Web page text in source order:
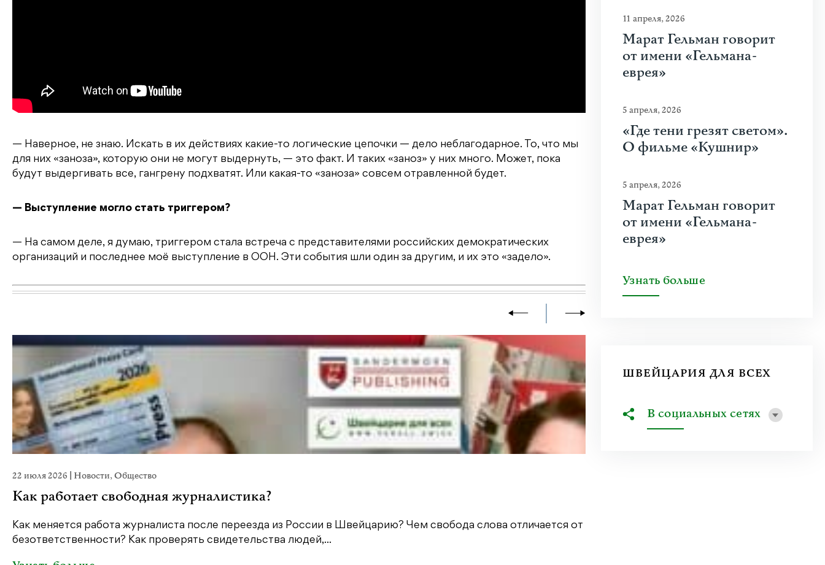
— Наверное, не знаю. Искать в их действиях какие-то логические цепочки — дело неблагодарное. То, что мы
для них «заноза», которую они не могут выдернуть, — это факт. И таких «заноз» у них много. Может, пока
будут выдергивать все, гангрену подхватят. Или какая-то «заноза» совсем отравленной будет.
— Выступление могло стать триггером?
— На самом деле, я думаю, триггером стала встреча с представителями российских демократических
организаций и последнее моё выступление в ООН. Эти события шли один за другим, и их это «задело».
22 июля 2026 Новости,Общество
Как работает свободная журналистика?
Как меняется работа журналиста после переезда из России в Швейцарию? Чем свобода слова отличается от
безответственности? Как проверять свидетельства людей,...
11 апреля, 2026
Марат Гельман говорит
от имени «Гельмана-
еврея»
5 апреля, 2026
«Где тени грезят светом».
О фильме «Кушнир»
5 апреля, 2026
Марат Гельман говорит
от имени «Гельмана-
еврея»
Узнать больше
ШВЕЙЦАРИЯ ДЛЯ ВСЕХ
В социальных сетях